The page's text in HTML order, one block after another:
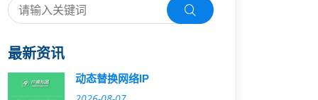
最新资讯
动态替换网络IP